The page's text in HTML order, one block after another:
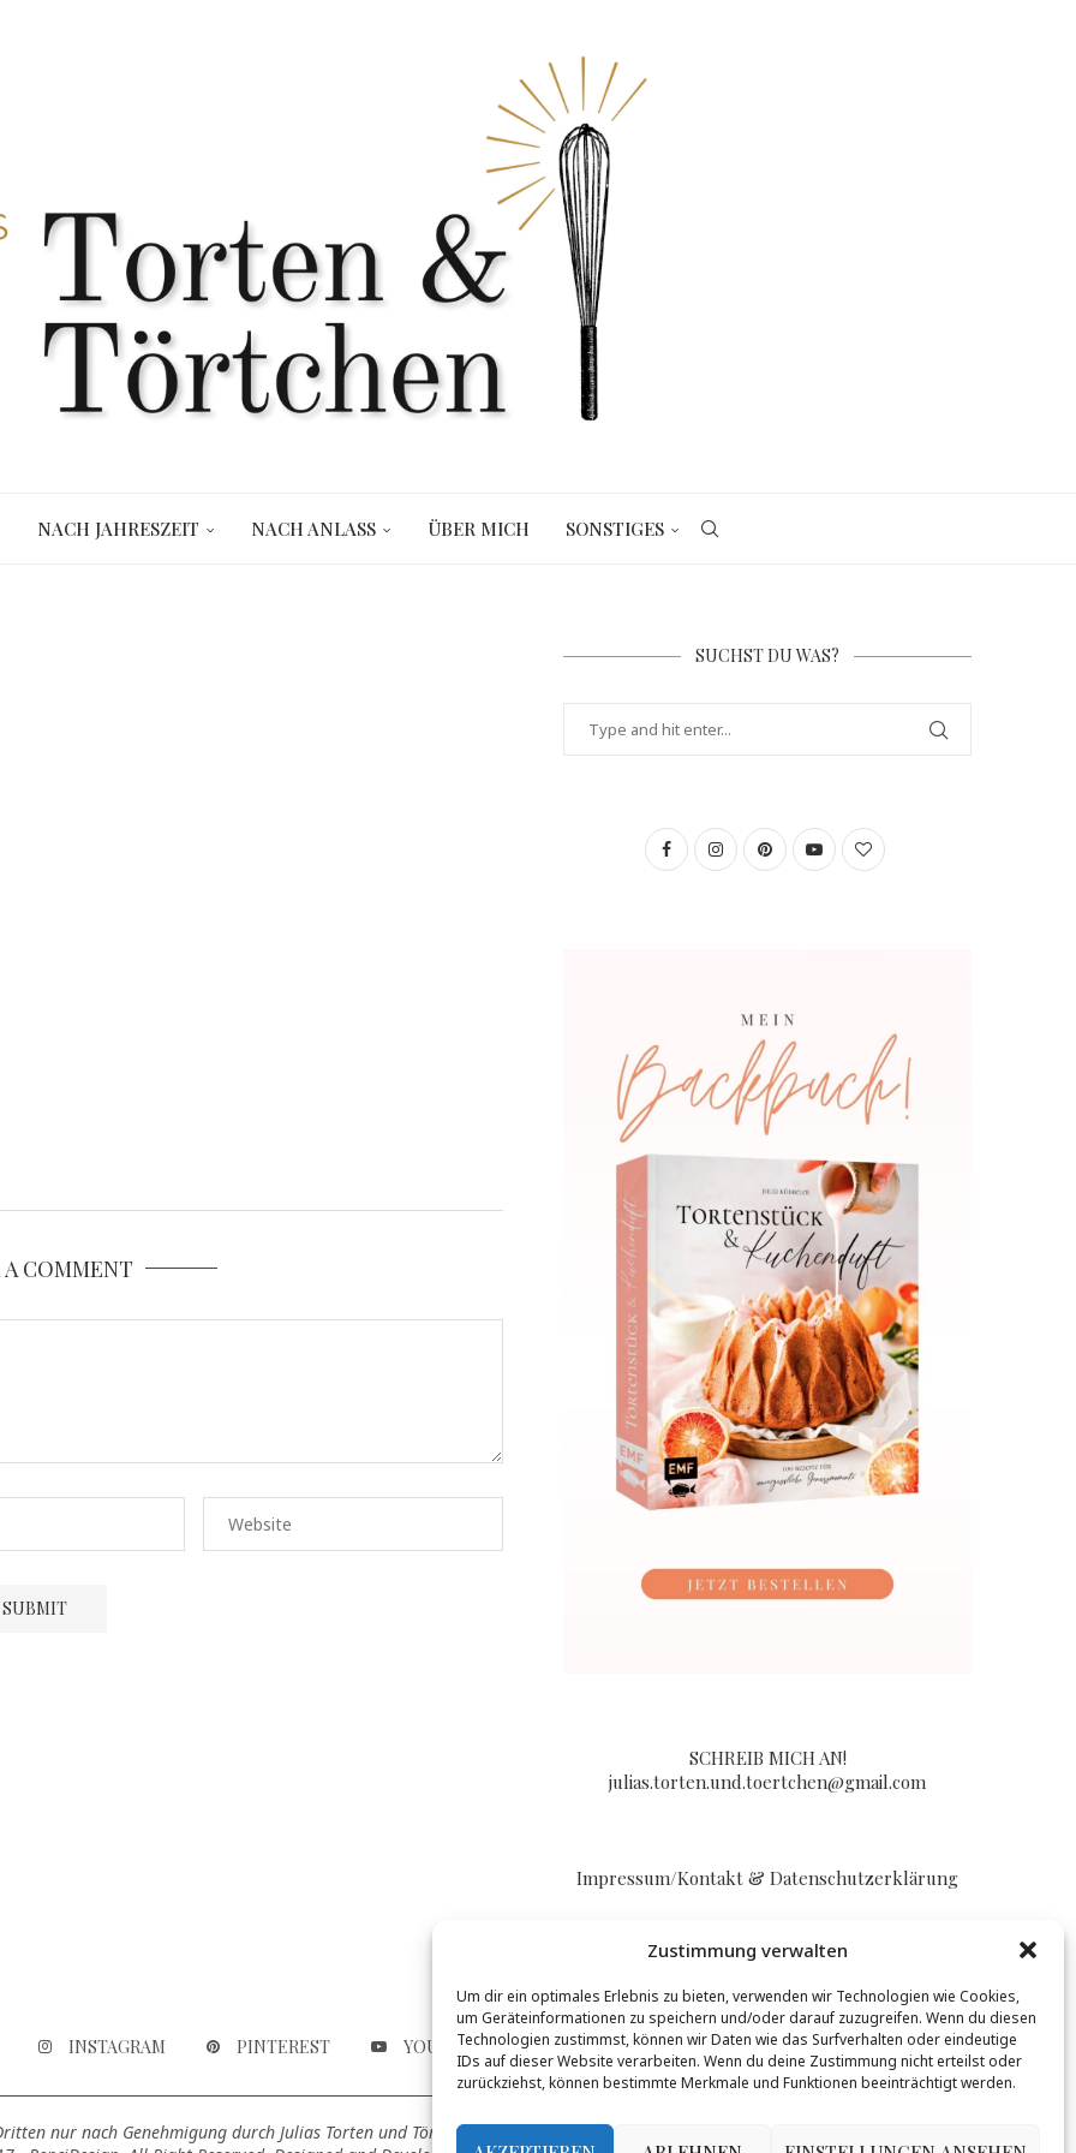
Zustimmung verwalten
Um dir ein optimales Erlebnis zu bieten, verwenden wir Technologien wie Cookies,
um Geräteinformationen zu speichern und/oder darauf zuzugreifen. Wenn du diesen
Technologien zustimmst, können wir Daten wie das Surfverhalten oder eindeutige
IDs auf dieser Website verarbeiten. Wenn du deine Zustimmung nicht erteilst oder
zurückziehst, können bestimmte Merkmale und Funktionen beeinträchtigt werden.
NACH JAHRESZEIT NACH ANLASS ÜBER MICH SONSTIGES
A COMMENT
SUCHST DU WAS?
SCHREIB MICH AN!
julias.torten.und.toertchen@gmail.com
Impressum/Kontakt & Datenschutzerklärung
INSTAGRAM PINTEREST YOUTUBE BLOGLOVIN
nur nach Genehmigung durch Julias Torten und Törtchen genutzt werden, mehr Infos gibt es